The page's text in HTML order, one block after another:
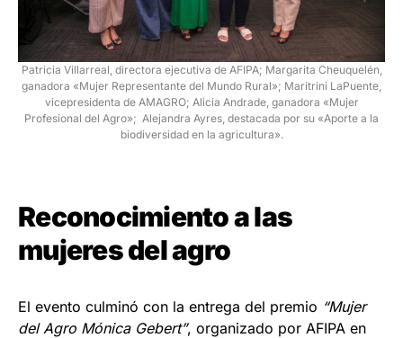
Patricia Villarreal, directora ejecutiva de AFIPA; Margarita Cheuquelén,
ganadora «Mujer Representante del Mundo Rural»; Maritrini LaPuente,
vicepresidenta de AMAGRO; Alicia Andrade, ganadora «Mujer
Profesional del Agro»; Alejandra Ayres, destacada por su «Aporte a la
biodiversidad en la agricultura».
Reconocimiento a las
mujeres del agro
El evento culminó con la entrega del premio “Mujer
del Agro Mónica Gebert”, organizado por AFIPA en